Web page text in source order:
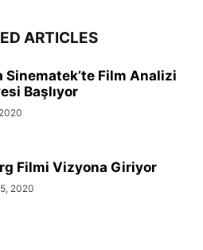
ARTICLES
Sinematek’te Film Analizi
Başlıyor
Filmi Vizyona Giriyor
2020